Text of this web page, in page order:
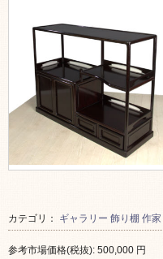
カテゴリ： ギャラリー 飾り棚 作家
参考市場価格(税抜): 500,000 円